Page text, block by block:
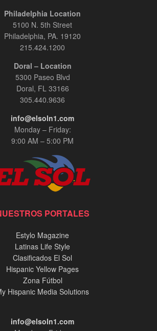
Philadelphia Location
5100 N. 5th Street
Philadelphia, PA. 19120
215.424.1200
Doral – Location
5300 Paseo Blvd
Doral, FL 33166
305.440.9636
info@elsoln1.com
Monday – Friday:
9:00 AM – 5:00 PM
PORTALES
Estylo Magazine
Latinas Life Style
Clasificados El Sol
Hispanic Yellow Pages
Zona Fútbol
Hispanic Media Solutions
info@elsoln1.com